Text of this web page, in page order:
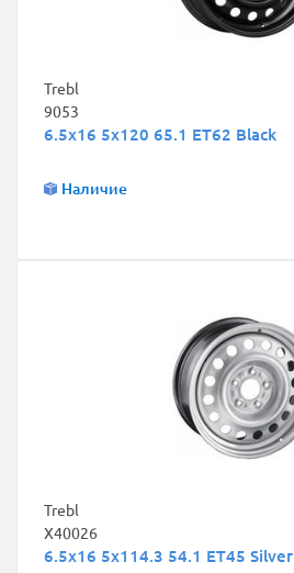
Trebl
9053
6.5x16 5x120 65.1 ET62 Black
Наличие
Trebl
X40026
6.5x16 5x114.3 54.1 ET45 Silver